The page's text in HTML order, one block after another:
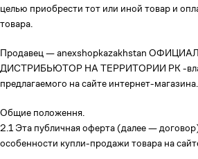
целью приобрести тот или иной товар и
товара.
Продавец — anexshopkazakhstan
ДИСТРИБЬЮТОР НА ТЕРРИТОРИИ РК -
предлагаемого на сайте интернет-магазина.
Общие положення.
2.1 Эта публичная оферта (далее —
особенности купли-продажи товара на